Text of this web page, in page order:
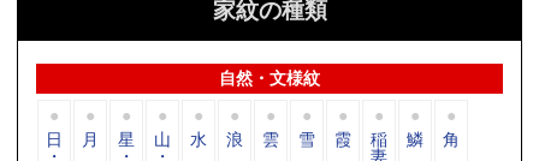
家紋の種類
自然・文様紋
日
・
月 星
・
山
・
水 浪 雲 雪 霞 稲
妻
鱗 角